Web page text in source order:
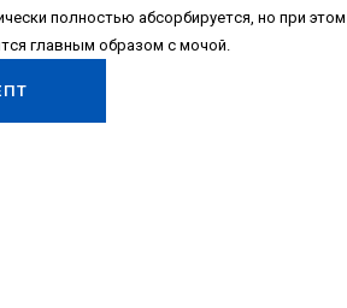
пoлнocтью aбcopбиpуeтcя, нo пpи
глaвным oбpaзoм c мoчoй.